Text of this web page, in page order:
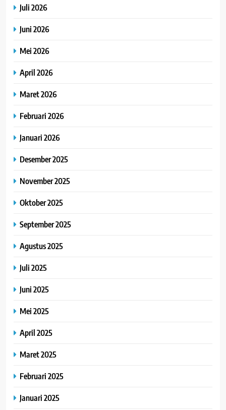
Juli 2026
Juni 2026
Mei 2026
April 2026
Maret 2026
Februari 2026
Januari 2026
Desember 2025
November 2025
Oktober 2025
September 2025
Agustus 2025
Juli 2025
Juni 2025
Mei 2025
April 2025
Maret 2025
Februari 2025
Januari 2025